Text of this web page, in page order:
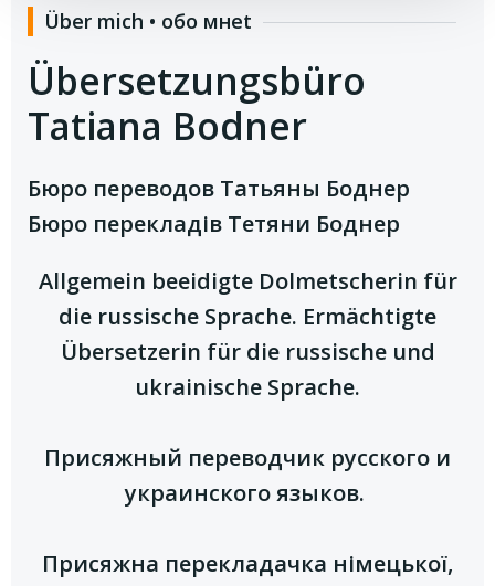
Über mich • обо мнеt
Übersetzungsbüro
Tatiana Bodner
Бюро переводов Татьяны Боднер
Бюро перекладів Тетяни Боднер
Allgemein beeidigte Dolmetscherin für
die russische Sprache. Ermächtigte
Übersetzerin für die russische und
ukrainische Sprache.
Присяжный переводчик русского и
украинского языков.
Присяжна перекладачка німецької,